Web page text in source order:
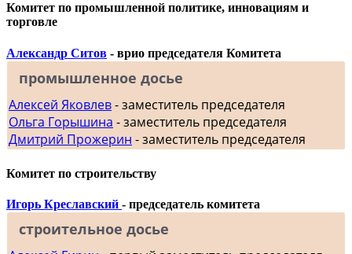
Комитет по промышленной политике, инновациям и
торговле
Александр Ситов - врио председателя Комитета
промышленное досье
Алексей Яковлев- заместитель председателя
Ольга Горышина - заместитель председателя
Дмитрий Прожерин - заместитель председателя
Комитет по строительству
Игорь Креславский - председатель комитета
строительное досье